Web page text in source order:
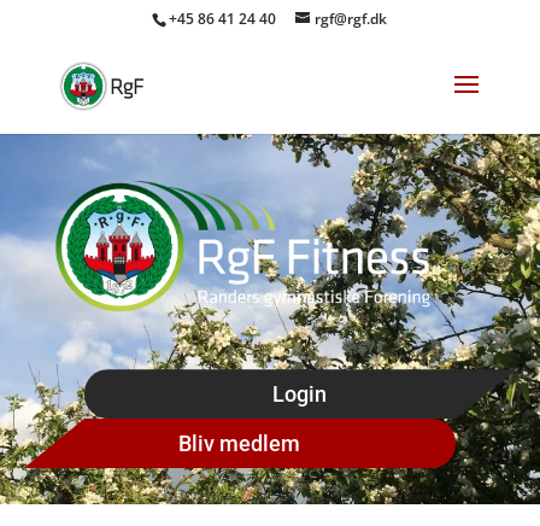
+45 86 41 24 40 rgf@rgf.dk
Login
Bliv medlem